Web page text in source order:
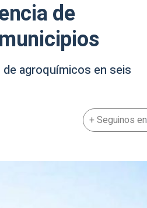
de
agroquímicos en seis
+ Seguinos en